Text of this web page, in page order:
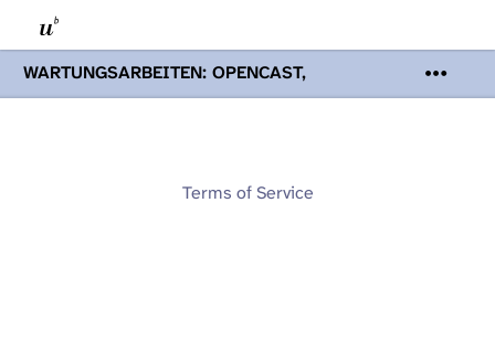
WARTUNGSARBEITEN: OPENCAST,
PODCASTS & TOBIRA
Mi 19. August
Opencast-Videos und Tobira nicht zur
Terms of Service